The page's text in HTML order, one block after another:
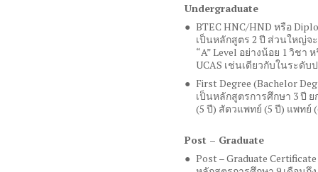
Undergraduate
BTEC HNC/HND หรือ
เป็นหลักสูตร 2 ปี ส่วนใหญ่จ
“A” Level อย่างน้อย 1 วิชา
UCAS เช่นเดียวกับในระดั
First Degree (Bachelor
เป็นหลักสูตรการศึกษา 3ปี ย
(5 ปี) สัตวแพทย์ (5 ปี) แพทย์
Post – Graduate
Post – Graduate